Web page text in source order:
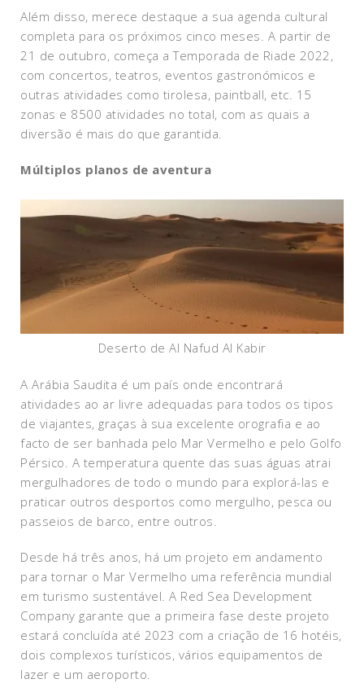
Além disso, merece destaque a sua agenda cultural
completa para os próximos cinco meses. A partir de
21 de outubro, começa a Temporada de Riade 2022,
com concertos, teatros, eventos gastronómicos e
outras atividades como tirolesa, paintball, etc. 15
zonas e 8500 atividades no total, com as quais a
diversão é mais do que garantida.
Múltiplos planos de aventura
Deserto de Al Nafud Al Kabir
A Arábia Saudita é um país onde encontrará
atividades ao ar livre adequadas para todos os tipos
de viajantes, graças à sua excelente orografia e ao
facto de ser banhada pelo Mar Vermelho e pelo Golfo
Pérsico. A temperatura quente das suas águas atrai
mergulhadores de todo o mundo para explorá-las e
praticar outros desportos como mergulho, pesca ou
passeios de barco, entre outros.
Desde há três anos, há um projeto em andamento
para tornar o Mar Vermelho uma referência mundial
em turismo sustentável. A Red Sea Development
Company garante que a primeira fase deste projeto
estará concluída até 2023 com a criação de 16 hotéis,
dois complexos turísticos, vários equipamentos de
lazer e um aeroporto.